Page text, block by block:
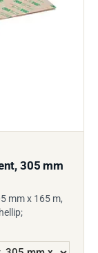
305 mm
mm x 165 m,